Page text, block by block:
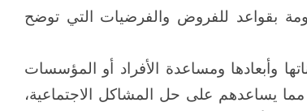
بقواعد للفروض والفرضيات التي توضح
وأبعادها ومساعدة الأفراد أو المؤسسات
يساعدهم على حل المشاكل الاجتماعية،